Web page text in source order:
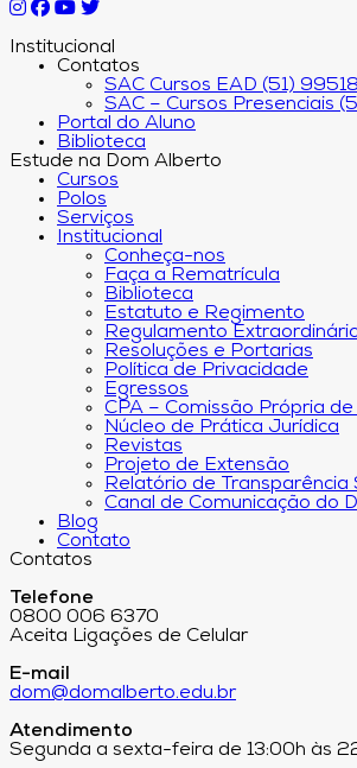
Institucional
Contatos
SAC Cursos EAD (51)
SAC – Cursos Presenciais
Portal do Aluno
Biblioteca
Estude na Dom Alberto
Cursos
Polos
Serviços
Institucional
Conheça-nos
Faça a Rematrícula
Biblioteca
Estatuto e Regimento
Regulamento
Resoluções e Portarias
Política de Privacidade
Egressos
CPA – Comissão Própria
Núcleo de Prática Jurídica
Revistas
Projeto de Extensão
Relatório de Transparência
Canal de Comunicação do
Blog
Contato
Contatos
Telefone
0800 006 6370
Aceita Ligações de Celular
E-mail
dom@domalberto.edu.br
Atendimento
Segunda a sexta-feira de 13:00h às